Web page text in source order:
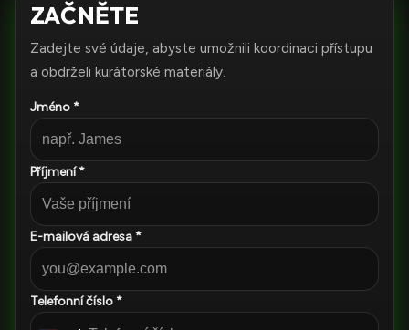
ZAČNĚTE
Zadejte své údaje, abyste umožnili koordinaci přístupu
a obdrželi kurátorské materiály.
Jméno *
Příjmení *
E-mailová adresa *
Telefonní číslo *